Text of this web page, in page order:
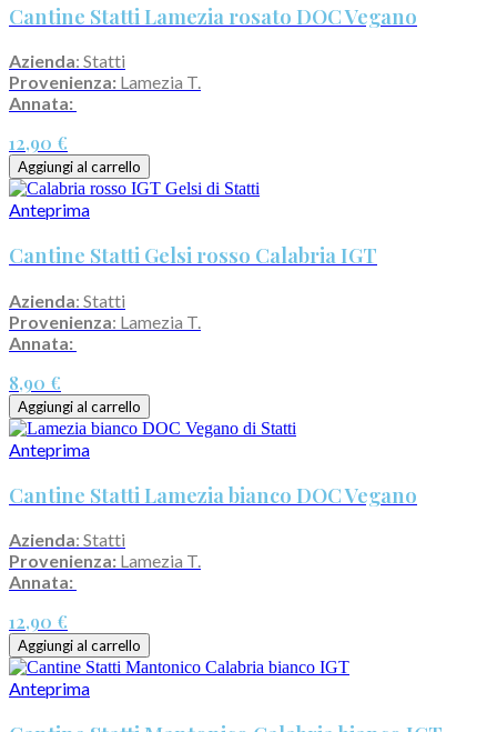
Cantine Statti Lamezia rosato DOC Vegano
Azienda: Statti
Provenienza: Lamezia T.
Annata:
12,90 €
Aggiungi al carrello
Anteprima
Cantine Statti Gelsi rosso Calabria IGT
Azienda: Statti
Provenienza: Lamezia T.
Annata:
8,90 €
Aggiungi al carrello
Anteprima
Cantine Statti Lamezia bianco DOC Vegano
Azienda: Statti
Provenienza: Lamezia T.
Annata:
12,90 €
Aggiungi al carrello
Anteprima